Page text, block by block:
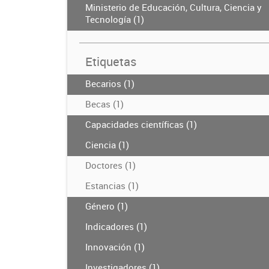
Ministerio de Educación, Cultura, Ciencia y
Tecnología (1)
Etiquetas
Becarios (1)
Becas (1)
Capacidades científicas (1)
Ciencia (1)
Doctores (1)
Estancias (1)
Género (1)
Indicadores (1)
Innovación (1)